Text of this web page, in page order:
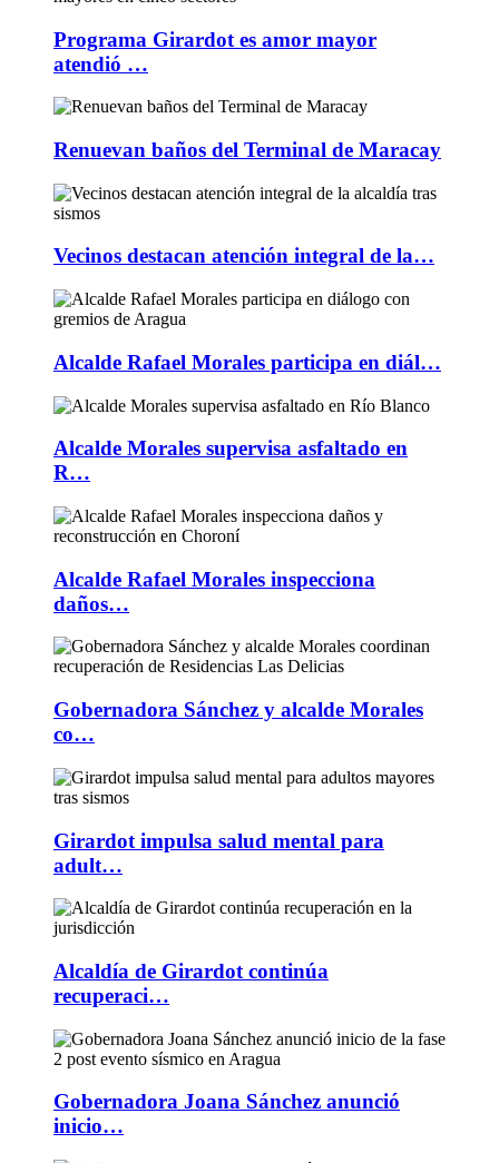
Programa Girardot es amor mayor
atendió …
Renuevan baños del Terminal de Maracay
Vecinos destacan atención integral de la…
Alcalde Rafael Morales participa en diál…
Alcalde Morales supervisa asfaltado en
R…
Alcalde Rafael Morales inspecciona
daños…
Gobernadora Sánchez y alcalde Morales
co…
Girardot impulsa salud mental para
adult…
Alcaldía de Girardot continúa
recuperaci…
Gobernadora Joana Sánchez anunció
inicio…